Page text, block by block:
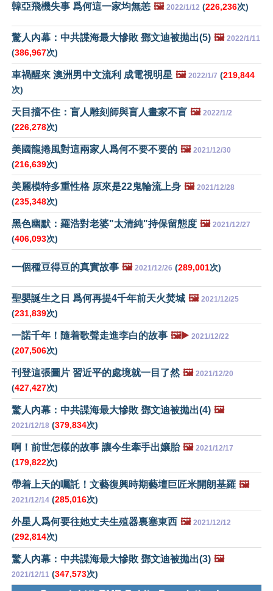
韓亞飛機失事 爲何這一家均無恙 🖼️ 2022/1/12 (226,236次)
驚人內幕：中共諜海最大慘敗 鄧文迪被拋出(5) 🖼️ 2022/1/11
(386,967次)
車禍醒來 澳洲男中文流利 成電視明星 🖼️ 2022/1/7 (219,844
次)
天目擋不住：盲人雕刻師與盲人畫家不盲 🖼️ 2022/1/2
(226,278次)
美國龍捲風對這兩家人爲何不要不要的 🖼️ 2021/12/30
(216,639次)
美麗模特多重性格 原來是22鬼輪流上身 🖼️ 2021/12/28
(235,348次)
黑色幽默：羅浩對老婆"太清純"持保留態度 🖼️ 2021/12/27
(406,093次)
一個種豆得豆的真實故事 🖼️ 2021/12/26 (289,001次)
聖嬰誕生之日 爲何再提4千年前天火焚城 🖼️ 2021/12/25
(231,839次)
一諾千年！隨着歌聲走進李白的故事 🖼️▶️ 2021/12/22
(207,506次)
刊登這張圖片 習近平的處境就一目了然 🖼️ 2021/12/20
(427,427次)
驚人內幕：中共諜海最大慘敗 鄧文迪被拋出(4) 🖼️
2021/12/18 (379,834次)
啊！前世怎樣的故事 讓今生牽手出孃胎 🖼️ 2021/12/17
(179,822次)
帶着上天的囑託！文藝復興時期藝壇巨匠米開朗基羅 🖼️
2021/12/14 (285,016次)
外星人爲何要往她丈夫生殖器裏塞東西 🖼️ 2021/12/12
(292,814次)
驚人內幕：中共諜海最大慘敗 鄧文迪被拋出(3) 🖼️
2021/12/11 (347,573次)